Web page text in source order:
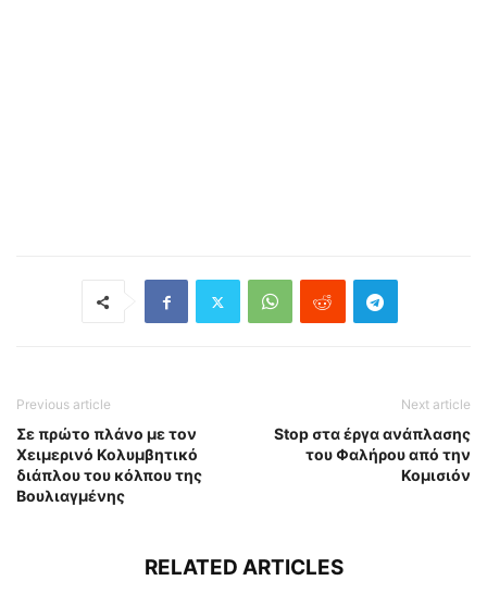
Previous article
Σε πρώτο πλάνο με τον
Χειμερινό Κολυμβητικό
διάπλου του κόλπου της
Βουλιαγμένης
Next article
Stop στα έργα ανάπλασης
του Φαλήρου από την
Κομισιόν
RELATED ARTICLES